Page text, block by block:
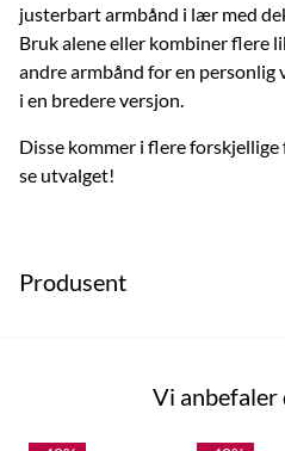
justerbart armbånd i lær med
Bruk alene eller kombiner flere
andre armbånd for en personlig
i en bredere versjon.
Disse kommer i flere
se utvalget!
Produsent
Vi anbefaler